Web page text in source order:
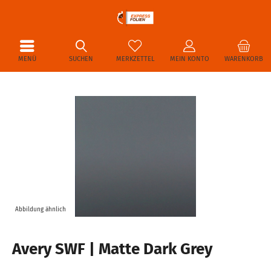
MENÜ WARENKORB
MERKZETTEL MEIN KONTO
SUCHEN
Abbildung ähnlich
Avery SWF | Matte Dark Grey